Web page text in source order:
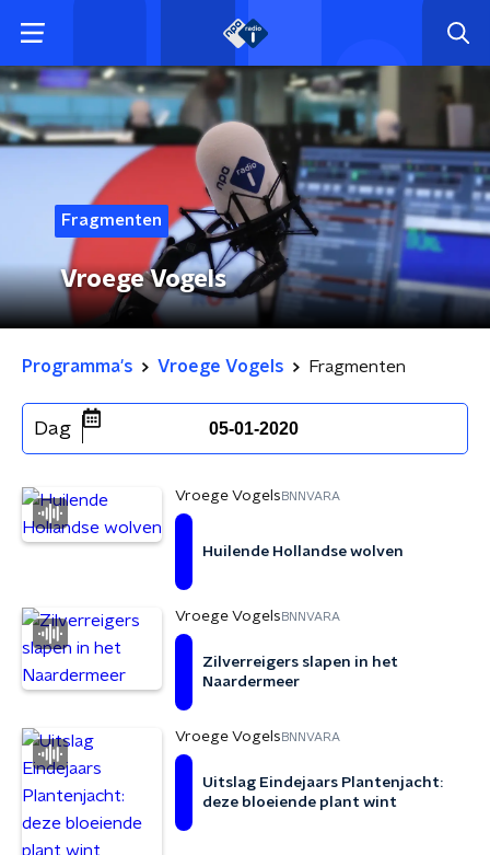
Fragmenten
Vroege Vogels
Programma's Vroege Vogels Fragmenten
Dag 05-01-2020
Vroege Vogels BNNVARA
Huilende Hollandse wolven
Vroege Vogels BNNVARA
Zilverreigers slapen in het
Naardermeer
Vroege Vogels BNNVARA
Uitslag Eindejaars Plantenjacht:
deze bloeiende plant wint